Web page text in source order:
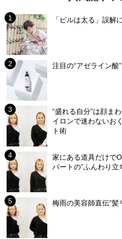
「ピルは太る」誤解
注目の“アゼライン酸
“盛れる自分”は顔ま
イロンで迷わないお
ト術
家にある道具だけで
パートの”ふんわり立
梅雨の美容師直伝”髪